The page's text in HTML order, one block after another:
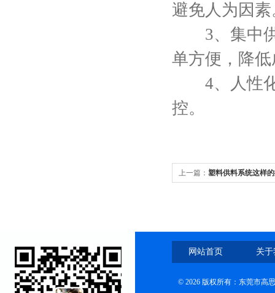
避免人为因
3、集中供
单方便，降
4、人性化
控。
上一篇： 塑料供料系统这样
网站首页 关
© 2026 版权所有：东莞市高